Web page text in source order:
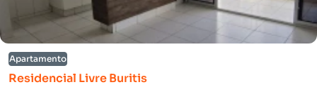
Apartamento
Residencial Livre Buritis